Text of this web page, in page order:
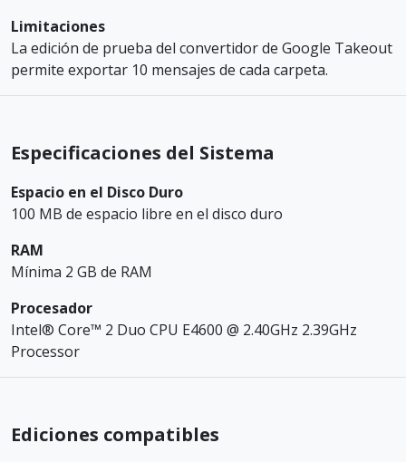
Limitaciones
La edición de prueba del convertidor de Google Takeout
permite exportar 10 mensajes de cada carpeta.
Especificaciones del Sistema
Espacio en el Disco Duro
100 MB de espacio libre en el disco duro
RAM
Mínima 2 GB de RAM
Procesador
Intel® Core™ 2 Duo CPU E4600 @ 2.40GHz 2.39GHz
Processor
Ediciones compatibles